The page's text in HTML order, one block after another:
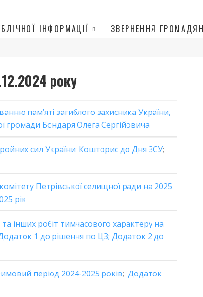
ІНФОРМАЦІЇ ЗВЕРНЕННЯ ГРОМАДЯН
року
пам’яті загиблого захисника України,
громади Бондаря Олега Сергійовича
сил України; Кошторис до Дня ЗСУ;
Петрівської селищної ради на 2025
рік
інших робіт тимчасового характеру на
1 до рішення по ЦЗ; Додаток 2 до
період 2024-2025 років; Додаток